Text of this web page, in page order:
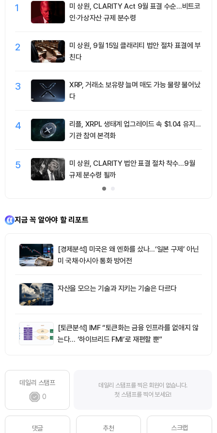
1
미 상원, CLARITY Act 9월 표결 수순…비트코
인·가상자산 규제 분수령
2
미 상원, 9월 15일 클래리티 법안 절차 표결에 부
친다
3
XRP, 거래소 보유량 늘며 매도 가능 물량 불어났
다
4
리플, XRPL 생태계 업그레이드 속 $1.04 유지…
기관 참여 본격화
5
미 상원, CLARITY 법안 표결 절차 착수…9월
규제 분수령 될까
지금 꼭 알아야 할 리포트
[경제분석] 미국은 왜 엔화를 샀나…‘일본 구제’ 아닌
미 국채·아시아 통화 방어전
자산을 모으는 기술과 지키는 기술은 다르다
[토큰분석] IMF “토큰화는 금융 인프라를 없애지 않
는다… ‘하이브리드 FMI’로 재편할 뿐”
데일리 스탬프
0
데일리 스탬프를 찍은 회원이 없습니다.
첫 스탬프를 찍어 보세요!
댓글
추천
스크랩